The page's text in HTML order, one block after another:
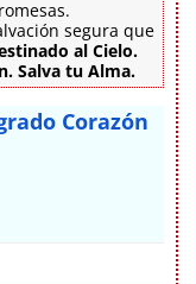
segura que
al Cielo.
Salva tu Alma.
Corazón